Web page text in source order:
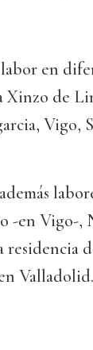
en
Xinzo de
Vigo,
-en Vigo-,
residencia
Valladolid.